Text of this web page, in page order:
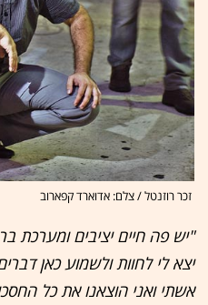
זכר רוזנטל / צלם: אדוארד קפארוב
"יש פה חיים יציבים ומערכת
יצא לי לחוות ולשמוע כאן
אשתי ואני הוצאנו את כל